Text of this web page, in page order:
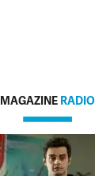
MAGAZINE RADIO